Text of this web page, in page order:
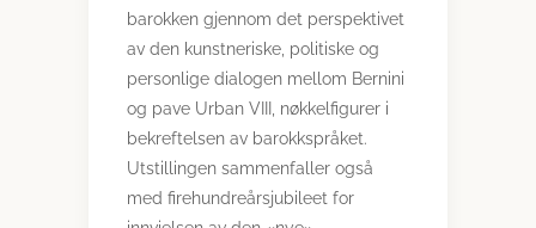
barokken gjennom det perspektivet
av den kunstneriske, politiske og
personlige dialogen mellom Bernini
og pave Urban VIII, nøkkelfigurer i
bekreftelsen av barokkspråket.
Utstillingen sammenfaller også
med firehundreårsjubileet for